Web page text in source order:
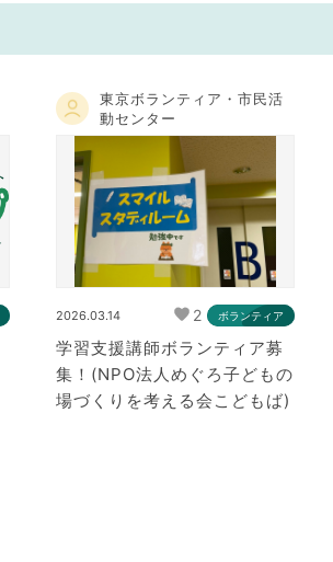
東京ボランティア・市民活
動センター
2026.03.14 2 ボランティア
学習支援講師ボランティア募
集！(NPO法人めぐろ子どもの
場づくりを考える会こどもば)